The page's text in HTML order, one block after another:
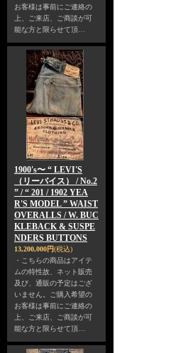
お客様は事前にご連絡の
上、ご来店、ご商談が可
能な方と限らせて頂…
1900's〜 “ LEVI'S
（リーバイス） / No.2
” / “ 201 / 1902 YEA
R'S MODEL ” WAIST
OVERALLS / W. BUC
KLEBACK & SUSPE
NDERS BUTTONS
13,200,000円(税込)
・こちらの商品はアイテ
ムの特性故、ネット販売
及び、通販の予定はござ
いません。ご購入希望の
お客様は事前にご連絡の
上、ご来店、ご商談が可
能な方と限らせて頂…